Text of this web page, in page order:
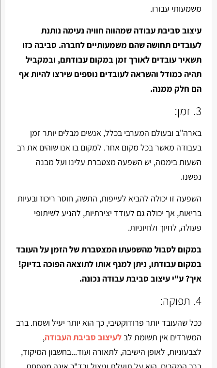
משמעותי עבורו.
עיצוב סביבת עבודה שמהווה חוויה נעימה נותנת
לעובדים תחושה שהם משמעותיים לחברה. סביבה כזו
תשאיר עובדים לאורך זמן במקום עבודתם, ובמקביל
תהיה כמודל והשראה לעובדים נוספים שירצו להיות אף
הם חלק ממנה.
3. זמן:
בארה"ב ובעולם המערבי בכלל, אנשים מבלים יותר זמן
בעבודה מאשר בכל מקום אחר. למקום בו אנו שוהים את רב
השעות ביממה, יש השפעה מצטברת עלינו ועל מבנה
נפשנו.
השפעה זו יכולה להביא לעייפות, התשה, חוסר ריכוז ובעיות
בריאות, אך יכולה גם לעודד יצירתיות, להניע לשיתופי
פעולה, לחיוך ולחיוניות.
במקום לסבול מהשפעתו המצטברת של הזמן על העובד
במקום עבודתו, ניתן למנף אותו לתוצאה הפוכה בדיוק!
איך? ע"י עיצוב סביבת עבודה נכונה.
4. תפוקה:
ככל שהעובד יותר פרודוקטיבי, כך הוא יותר יעיל ושמח. ברב
המשרדים אין תשומת לב לעיצוב סביבת העבודה,
לצבעוניות, לאופן הישיבה, לתאורה ועוד...בחשבון המיקוד,